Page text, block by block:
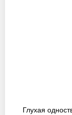
Глухая